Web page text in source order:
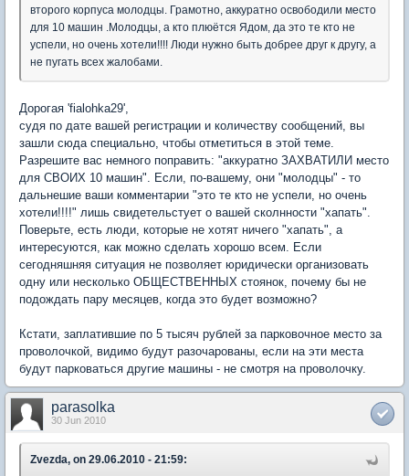
второго корпуса молодцы. Грамотно, аккуратно освободили место
для 10 машин .Молодцы, а кто плюётся Ядом, да это те кто не
успели, но очень хотели!!!! Люди нужно быть добрее друг к другу, а
не пугать всех жалобами.
Дорогая 'fialohka29',
судя по дате вашей регистрации и количеству сообщений, вы
зашли сюда специально, чтобы отметиться в этой теме.
Разрешите вас немного поправить: "аккуратно ЗАХВАТИЛИ место
для СВОИХ 10 машин". Если, по-вашему, они "молодцы" - то
дальнешие ваши комментарии "это те кто не успели, но очень
хотели!!!!" лишь свидетельстует о вашей сколнности "хапать".
Поверьте, есть люди, которые не хотят ничего "хапать", а
интересуются, как можно сделать хорошо всем. Если
сегодняшняя ситуация не позволяет юридически организовать
одну или несколько ОБЩЕСТВЕННЫХ стоянок, почему бы не
подождать пару месяцев, когда это будет возможно?
Кстати, заплатившие по 5 тысяч рублей за парковочное место за
проволочкой, видимо будут разочарованы, если на эти места
будут парковаться другие машины - не смотря на проволочку.
parasolka
30 Jun 2010
Zvezda, on 29.06.2010 - 21:59: